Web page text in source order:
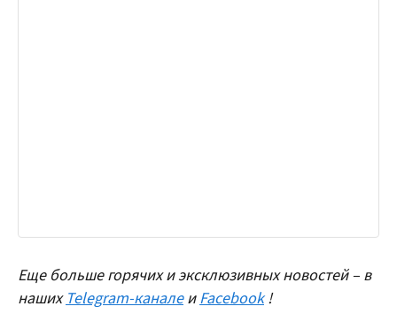
Еще больше горячих и эксклюзивных новостей – в
нашихTelegram-каналеиFacebook!